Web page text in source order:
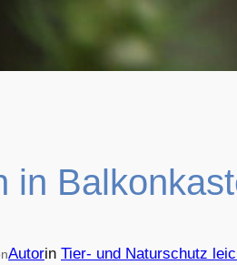
in
Autorin Tier- und Naturschutz